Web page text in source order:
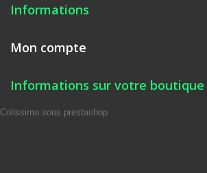
Informations
Mon compte
Informations sur votre boutique
Colissimo sous prestashop